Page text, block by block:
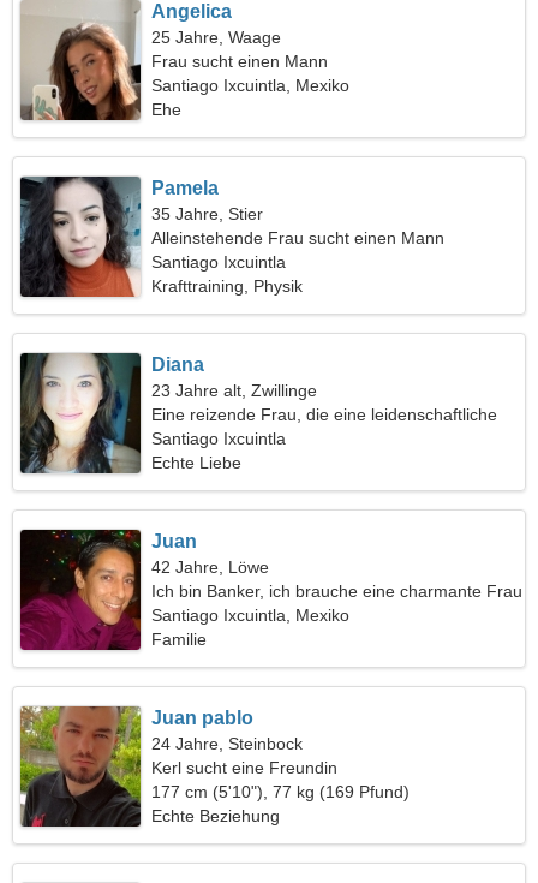
Angelica
25 Jahre, Waage
Frau sucht einen Mann
Santiago Ixcuintla, Mexiko
Ehe
Pamela
35 Jahre, Stier
Alleinstehende Frau sucht einen Mann
Santiago Ixcuintla
Krafttraining, Physik
Diana
23 Jahre alt, Zwillinge
Eine reizende Frau, die eine leidenschaftliche
Beziehung sucht
Santiago Ixcuintla
Echte Liebe
Juan
42 Jahre, Löwe
Ich bin Banker, ich brauche eine charmante Frau
Santiago Ixcuintla, Mexiko
Familie
Juan pablo
24 Jahre, Steinbock
Kerl sucht eine Freundin
177 cm (5'10"), 77 kg (169 Pfund)
Echte Beziehung